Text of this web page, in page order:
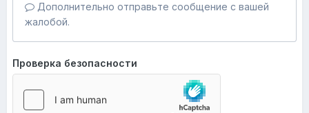
Дополнительно отправьте сообщение с вашей
жалобой.
Проверка безопасности